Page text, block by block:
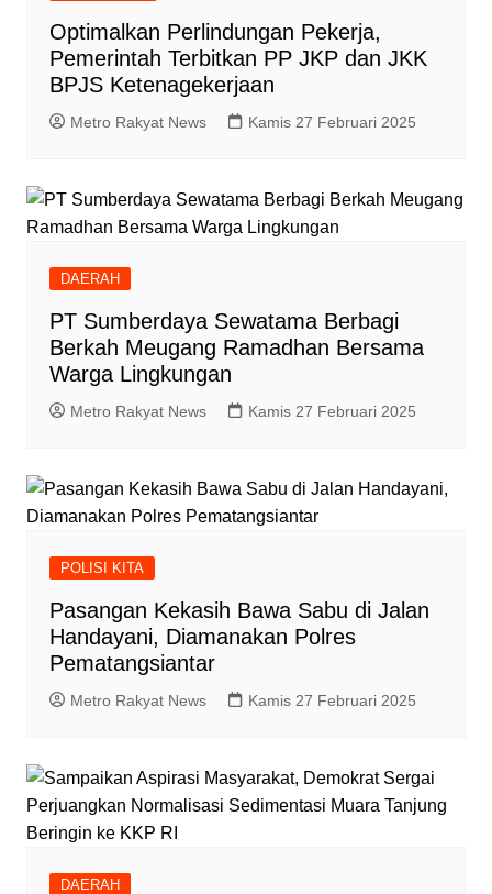
Optimalkan Perlindungan Pekerja,
Pemerintah Terbitkan PP JKP dan JKK
BPJS Ketenagekerjaan
Metro Rakyat News Kamis 27 Februari 2025
DAERAH
PT Sumberdaya Sewatama Berbagi
Berkah Meugang Ramadhan Bersama
Warga Lingkungan
Metro Rakyat News Kamis 27 Februari 2025
POLISI KITA
Pasangan Kekasih Bawa Sabu di Jalan
Handayani, Diamanakan Polres
Pematangsiantar
Metro Rakyat News Kamis 27 Februari 2025
DAERAH